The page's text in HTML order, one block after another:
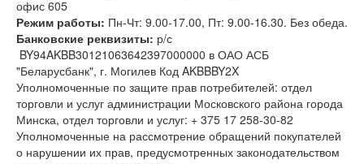
офис 605
Режим работы: Пн-Чт: 9.00-17.00, Пт: 9.00-16.30. Без обеда.
Банковские реквизиты: р/с
BY94AKBB30121063642397000000 в ОАО АСБ
"Беларусбанк", г. Могилев Код AKBBBY2X
Уполномоченные по защите прав потребителей: отдел
торговли и услуг администрации Московского района города
Минска, отдел торговли и услуг: + 375 17 258-30-82
Уполномоченные на рассмотрение обращений покупателей
о нарушении их прав, предусмотренных законодательством